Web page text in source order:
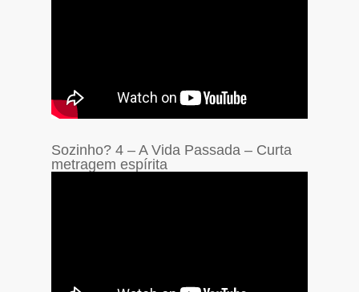
Sozinho? 4 – A Vida Passada – Curta
metragem espírita